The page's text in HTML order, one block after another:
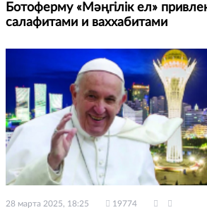
Ботоферму «Мәңгілік ел»
салафитами и ваххабитами
28 марта 2025, 18:25 19774